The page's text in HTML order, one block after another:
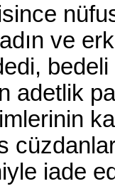
ve
adetlik
iade